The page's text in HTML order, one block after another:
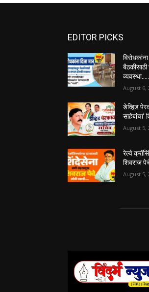
EDITOR PICKS
व्यवस्था……
August 6,
डेव्हिड
साहेबांचा’
August 5,
रेल्वे
शिवराज
August 5,